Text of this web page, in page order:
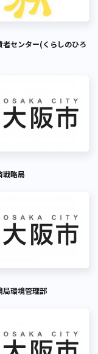
者センター(くらしのひろ
戦略局
局環境管理部